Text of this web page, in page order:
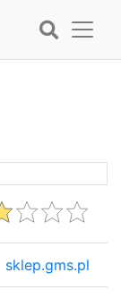
sklep.gms.pl